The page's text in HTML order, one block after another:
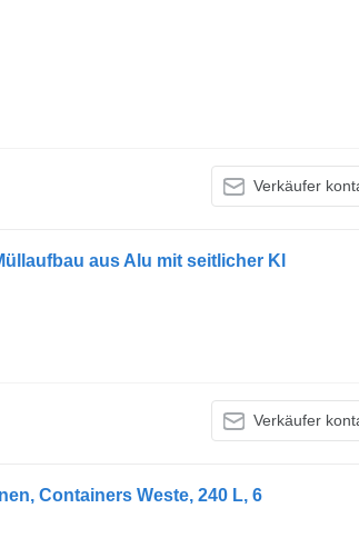
Verkäufer
aus Alu mit seitlicher Kl
Verkäufer
Containers Weste, 240 L, 6